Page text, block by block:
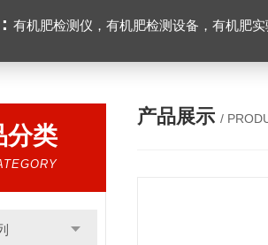
有机肥检测仪，有机肥检测设备，有机肥实验室设备，生物有
分类
产品展示 /